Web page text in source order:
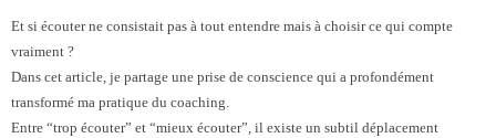
Et si écouter ne consistait pas à tout entendre mais à choisir ce qui compte
vraiment ?
Dans cet article, je partage une prise de conscience qui a profondément
transformé ma pratique du coaching.
Entre “trop écouter” et “mieux écouter”, il existe un subtil déplacement